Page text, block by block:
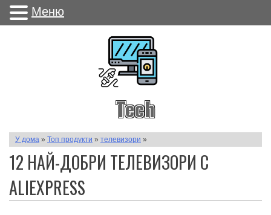
Tech
У дома »Топ продукти» телевизори»
12 НАЙ-ДОБРИ ТЕЛЕВИЗОРИ С
ALIEXPRESS
Меню